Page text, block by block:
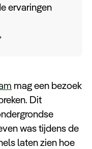
op het
Cong-leger.
ervaringen
mag een bezoek
Dit
was tijdens de
laten zien hoe